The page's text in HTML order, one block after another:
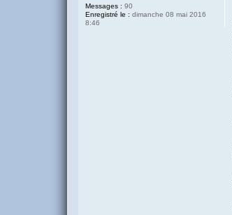
Messages : 90
Enregistré le : dimanche 08 mai 2016
8:46